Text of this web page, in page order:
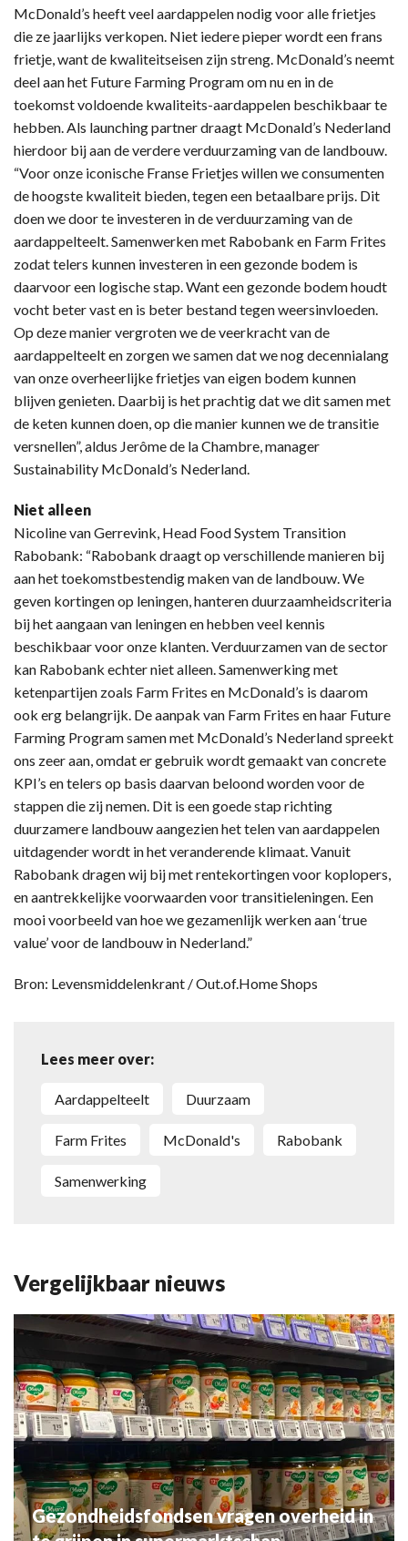
McDonald’s heeft veel aardappelen nodig voor alle frietjes
die ze jaarlijks verkopen. Niet iedere pieper wordt een frans
frietje, want de kwaliteitseisen zijn streng. McDonald’s neemt
deel aan het Future Farming Program om nu en in de
toekomst voldoende kwaliteits-aardappelen beschikbaar te
hebben. Als launching partner draagt McDonald’s Nederland
hierdoor bij aan de verdere verduurzaming van de landbouw.
“Voor onze iconische Franse Frietjes willen we consumenten
de hoogste kwaliteit bieden, tegen een betaalbare prijs. Dit
doen we door te investeren in de verduurzaming van de
aardappelteelt. Samenwerken met Rabobank en Farm Frites
zodat telers kunnen investeren in een gezonde bodem is
daarvoor een logische stap. Want een gezonde bodem houdt
vocht beter vast en is beter bestand tegen weersinvloeden.
Op deze manier vergroten we de veerkracht van de
aardappelteelt en zorgen we samen dat we nog decennialang
van onze overheerlijke frietjes van eigen bodem kunnen
blijven genieten. Daarbij is het prachtig dat we dit samen met
de keten kunnen doen, op die manier kunnen we de transitie
versnellen”, aldus Jerôme de la Chambre, manager
Sustainability McDonald’s Nederland.
Niet alleen
Nicoline van Gerrevink, Head Food System Transition
Rabobank: “Rabobank draagt op verschillende manieren bij
aan het toekomstbestendig maken van de landbouw. We
geven kortingen op leningen, hanteren duurzaamheidscriteria
bij het aangaan van leningen en hebben veel kennis
beschikbaar voor onze klanten. Verduurzamen van de sector
kan Rabobank echter niet alleen. Samenwerking met
ketenpartijen zoals Farm Frites en McDonald’s is daarom
ook erg belangrijk. De aanpak van Farm Frites en haar Future
Farming Program samen met McDonald’s Nederland spreekt
ons zeer aan, omdat er gebruik wordt gemaakt van concrete
KPI’s en telers op basis daarvan beloond worden voor de
stappen die zij nemen. Dit is een goede stap richting
duurzamere landbouw aangezien het telen van aardappelen
uitdagender wordt in het veranderende klimaat. Vanuit
Rabobank dragen wij bij met rentekortingen voor koplopers,
en aantrekkelijke voorwaarden voor transitieleningen. Een
mooi voorbeeld van hoe we gezamenlijk werken aan ‘true
value’ voor de landbouw in Nederland.”
Bron: Levensmiddelenkrant / Out.of.Home Shops
Lees meer over:
Aardappelteelt Duurzaam
Farm Frites McDonald's Rabobank
Samenwerking
Vergelijkbaar nieuws
Gezondheidsfondsen vragen overheid in